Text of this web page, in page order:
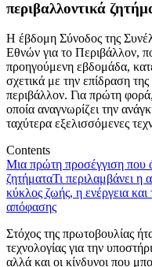
περιβαλλοντικά
Η έβδομη Σύνοδος της
Εθνών για το Περιβάλλον,
προηγούμενη εβδομάδα,
σχετικά με την επίδραση
περιβάλλον. Για πρώτη
οποία αναγνωρίζει την
ταχύτερα εξελισσόμενες
Contents
Μια πρώτη προσέγγιση που
ζητήματαΤι περιλαμβάνει η
κύκλος ζωής, η ενέργεια και
απόφασης
Στόχος της πρωτοβουλίας
τεχνολογίας για την
αλλά και οι κίνδυνοι που